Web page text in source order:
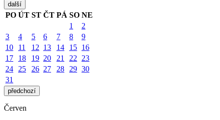
další
PO ÚT ST ČT PÁ SO NE
1
2
3
4 5 6 7 8
9
10
11 12 13 14 15 16
17
18 19 20 21 22 23
24 25 26 27 28 29 30
31
předchozí
Červen